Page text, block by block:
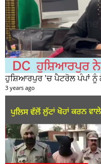
3 years ago